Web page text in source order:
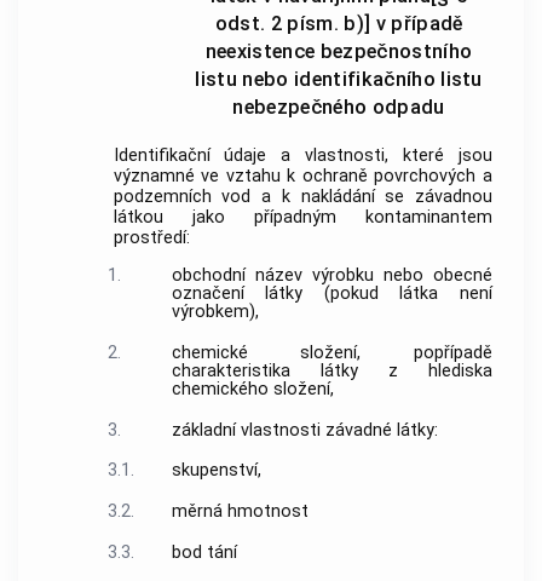
odst. 2 písm. b)] v případě
neexistence bezpečnostního
listu nebo identifikačního listu
nebezpečného odpadu
Identifikační údaje a vlastnosti, které jsou
významné ve vztahu k ochraně povrchových a
podzemních vod a k nakládání se závadnou
látkou jako případným kontaminantem
prostředí:
1.
obchodní název výrobku nebo obecné
označení látky (pokud látka není
výrobkem),
2.
chemické složení, popřípadě
charakteristika látky z hlediska
chemického složení,
3.
základní vlastnosti závadné látky:
3.1.
skupenství,
3.2.
měrná hmotnost
3.3.
bod tání